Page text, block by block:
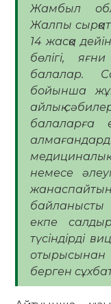
Жамбыл
Жалпы
14 жасқа
бөлігі,
балалар.
бойынша
айлық
балаларға
немесе
екпе
түсіндірді
отырысынан
берген